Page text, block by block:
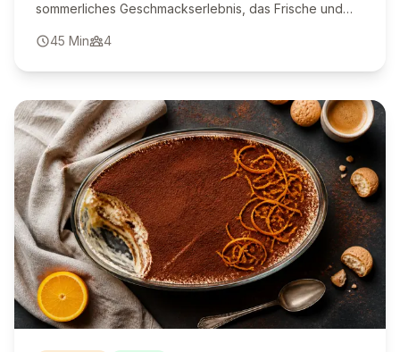
sommerliches Geschmackserlebnis, das Frische und
45 Min 4